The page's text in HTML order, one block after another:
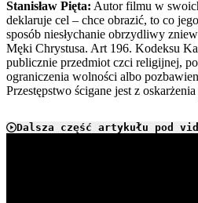
Stanisław Pięta: Autor filmu w
deklaruje cel – chce obrazić, to co
sposób niesłychanie obrzydliwy
Męki Chrystusa. Art 196. Kodeksu
publicznie przedmiot czci religijnej,
ograniczenia wolności albo
Przestępstwo ścigane jest z
Dalsza część artykułu pod